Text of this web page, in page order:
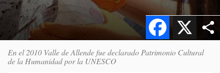
X
Facebook
En el 2010 Valle de Allende fue declarado Patrimonio Cultural
de la Humanidad por la UNESCO